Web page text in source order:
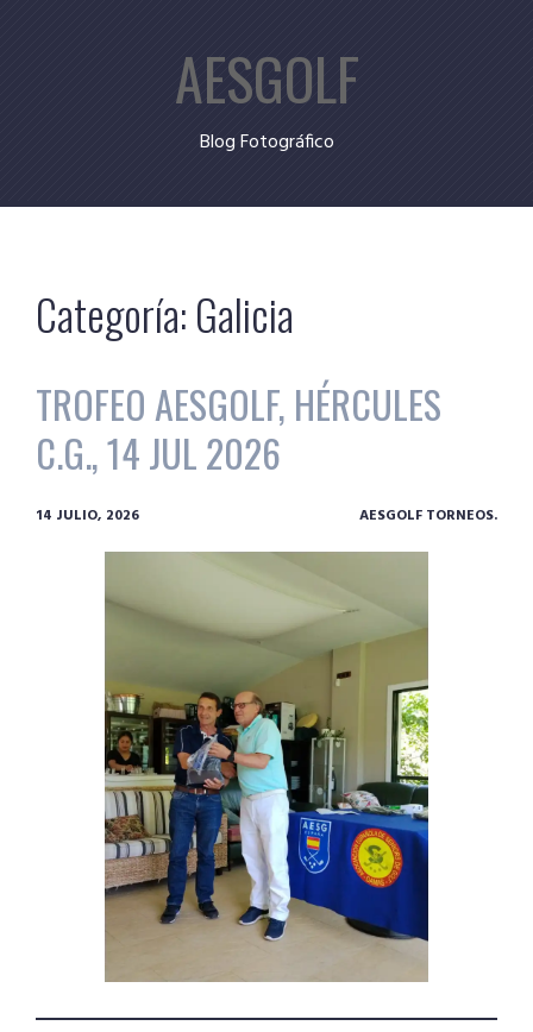
AESGOLF
Blog Fotográfico
Categoría:Galicia
TROFEO AESGOLF, HÉRCULES
C.G., 14 JUL 2026
14 JULIO, 2026 AESGOLF TORNEOS.